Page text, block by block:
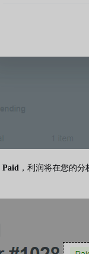
Paid ，利润将在您的分